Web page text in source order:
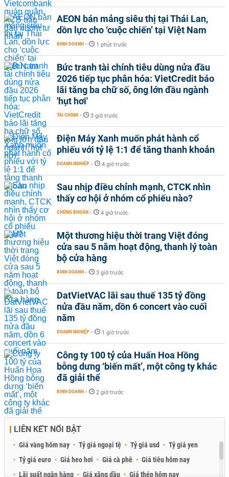
AEON bán mảng siêu thị tại Thái Lan,
dồn lực cho ‘cuộc chiến’ tại Việt Nam
KINH DOANH - 1 phút trước
Bức tranh tài chính tiêu dùng nửa đầu
2026 tiếp tục phân hóa: VietCredit báo
lãi tăng ba chữ số, ông lớn đầu ngành
'hụt hơi'
TÀI CHÍNH - 3 giờ trước
Điện Máy Xanh muốn phát hành cổ
phiếu với tỷ lệ 1:1 để tăng thanh khoản
DOANH NGHIỆP - 4 giờ trước
Sau nhịp điều chỉnh mạnh, CTCK nhìn
thấy cơ hội ở nhóm cổ phiếu nào?
CHỨNG KHOÁN - 4 giờ trước
Một thương hiệu thời trang Việt đóng
cửa sau 5 năm hoạt động, thanh lý toàn
bộ cửa hàng
KINH DOANH - 3 giờ trước
DatVietVAC lãi sau thuế 135 tỷ đồng
nửa đầu năm, dồn 6 concert vào cuối
năm
DOANH NGHIỆP - 1 giờ trước
Công ty 100 tỷ của Huấn Hoa Hồng
bỗng dưng ‘biến mất’, một công ty khác
đã giải thể
KINH DOANH - 2 giờ trước
LIÊN KẾT NỔI BẬT
Giá vàng hôm nay Tỷ giá ngoại tệ Tỷ giá usd
Tỷ giá yen
Tỷ giá euro
Giá heo hơi Giá cà phê
Giá tiêu hôm nay
Lãi suất ngân hàng
Giá xăng dầu Giá thép hôm nay